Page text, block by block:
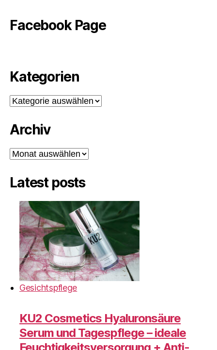
Facebook Page
Kategorien
Kategorien
Archiv
Archiv
Latest posts
Gesichtspflege
KU2 Cosmetics Hyaluronsäure
Serum und Tagespflege – ideale